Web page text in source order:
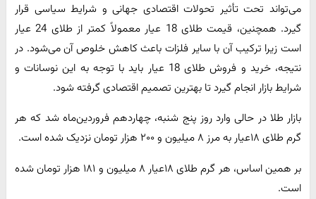
می‌تواند تحت تأثیر تحولات اقتصادی جهانی و شرایط سیاسی قرار
گیرد. همچنین، قیمت طلای 18 عیار معمولاً کمتر از طلای 24 عیار
است زیرا ترکیب آن با سایر فلزات باعث کاهش خلوص آن می‌شود. در
نتیجه، خرید و فروش طلای 18 عیار باید با توجه به این نوسانات و
شرایط بازار انجام گیرد تا بهترین تصمیم اقتصادی گرفته شود.
بازار طلا در حالی وارد روز پنج شنبه، چهاردهم فروردین‌ماه شد که هر
گرم طلای ۱۸عیار به مرز ۸ میلیون و ۲۰۰ هزار تومان نزدیک شده است.
بر همین اساس، هر گرم طلای ۱۸عیار ۸ میلیون و ۱۸۱ هزار تومان شده
است.